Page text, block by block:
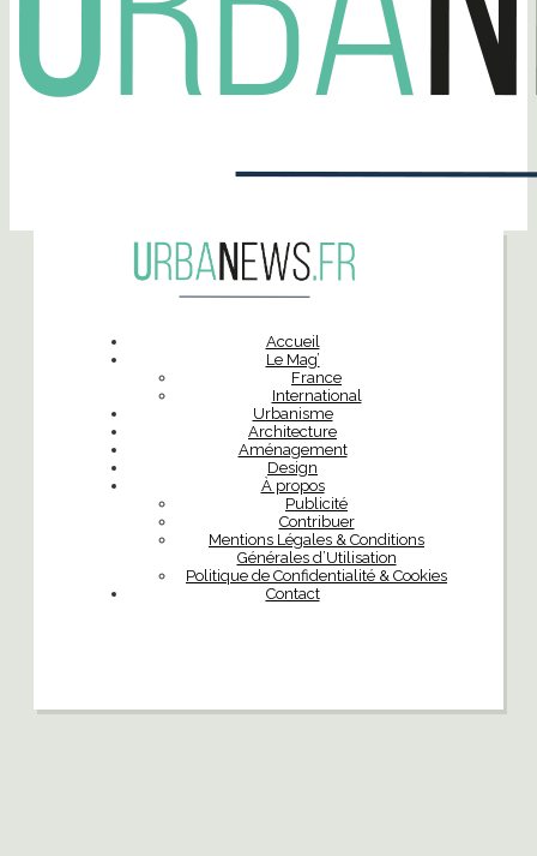
Accueil
Le Mag’
France
International
Urbanisme
Architecture
Aménagement
Design
À propos
Publicité
Contribuer
Mentions Légales & Conditions
Générales d’Utilisation
Politique de Confidentialité & Cookies
Contact